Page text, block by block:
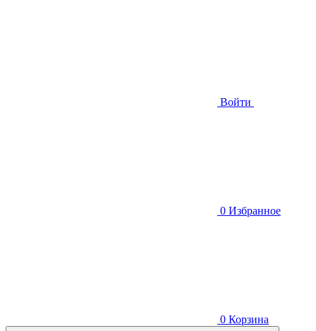
Войти
0 Избранное
0 Корзина